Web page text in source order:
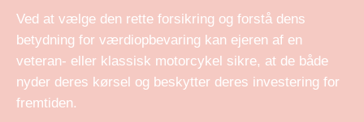
Ved at vælge den rette forsikring og forstå dens
betydning for værdiopbevaring kan ejeren af en
veteran- eller klassisk motorcykel sikre, at de både
nyder deres kørsel og beskytter deres investering for
fremtiden.